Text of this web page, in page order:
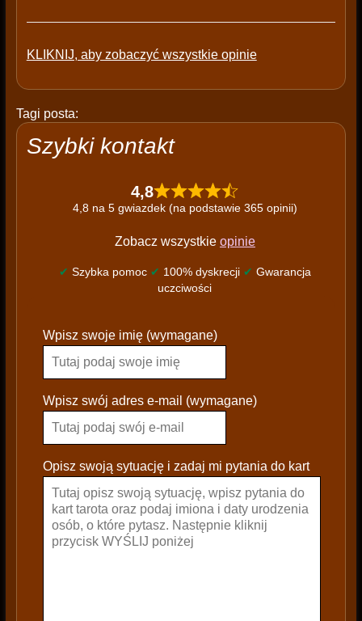
KLIKNIJ, aby zobaczyć wszystkie opinie
Tagi posta:
Szybki kontakt
4,8
4,8 na 5 gwiazdek (na podstawie 365 opinii)
Zobacz wszystkie opinie
✔ Szybka pomoc ✔ 100% dyskrecji ✔ Gwarancja
uczciwości
l
a
s
e
a
Wpisz swoje imię (wymagane)
Wpisz swój adres e-mail (wymagane)
Opisz swoją sytuację i zadaj mi pytania do kart